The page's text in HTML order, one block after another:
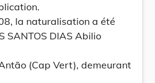
la naturalisation a été
SANTOS DIAS Abilio
(Cap Vert), demeurant